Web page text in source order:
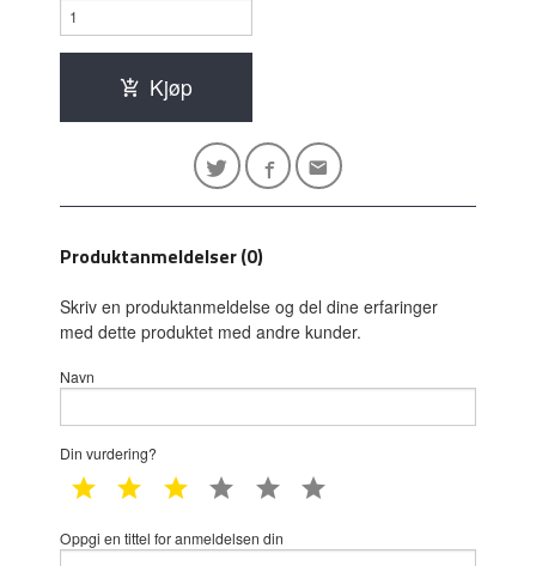
Kjøp
Produktanmeldelser (0)
Skriv en produktanmeldelse og del dine erfaringer
med dette produktet med andre kunder.
Navn
Din vurdering?
1 star 2 star 3 star 4 star 5 star
Oppgi en tittel for anmeldelsen din